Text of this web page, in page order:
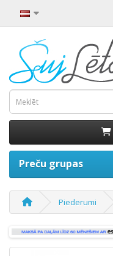
Preču grupas
Piederumi